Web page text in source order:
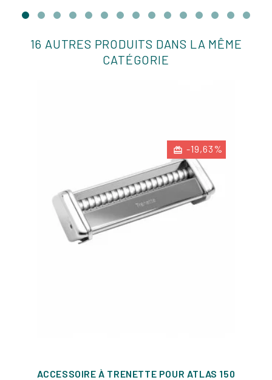
16 AUTRES PRODUITS DANS LA MÊME
CATÉGORIE
-19,63%
ACCESSOIRE À TRENETTE POUR ATLAS 150